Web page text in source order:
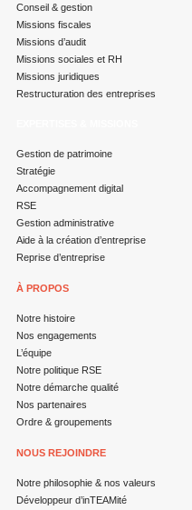
Conseil & gestion
Missions fiscales
Missions d’audit
Missions sociales et RH
Missions juridiques
Restructuration des entreprises
Gestion de patrimoine
Stratégie
Accompagnement digital
RSE
Gestion administrative
Aide à la création d’entreprise
Reprise d’entreprise
À PROPOS
Notre histoire
Nos engagements
L’équipe
Notre politique RSE
Notre démarche qualité
Nos partenaires
Ordre & groupements
NOUS REJOINDRE
Notre philosophie & nos valeurs
Développeur d’inTEAMité